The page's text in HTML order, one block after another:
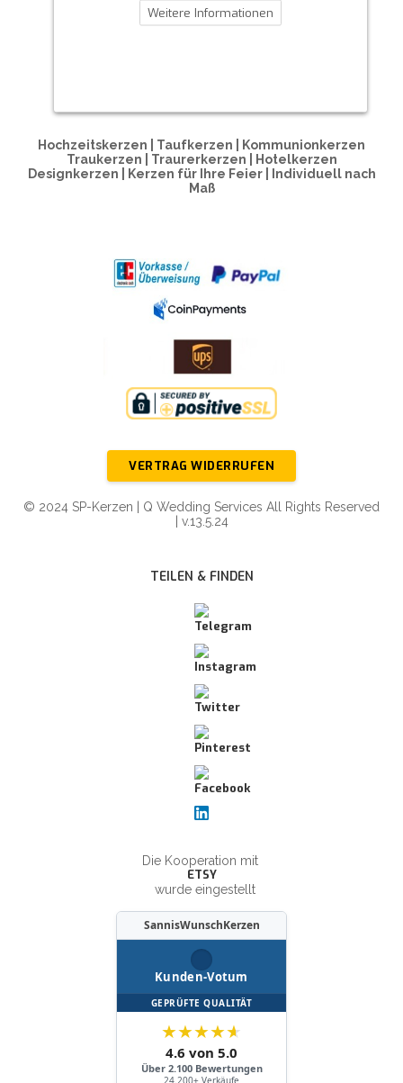
Hochzeitskerzen | Taufkerzen | Kommunionkerzen
Traukerzen | Traurerkerzen | Hotelkerzen
Designkerzen | Kerzen für Ihre Feier | Individuell nach
Maß
VERTRAG WIDERRUFEN
© 2024 SP-Kerzen | Q Wedding Services All Rights Reserved
| v.13.5.24
TEILEN & FINDEN
Die Kooperation mit
ETSY
wurde eingestellt
SannisWunschKerzen
Kunden-Votum
GEPRÜFTE QUALITÄT
★★★★★
4.6 von 5.0
Über 2.100 Bewertungen
24.200+ Verkäufe
Weitere Informationen